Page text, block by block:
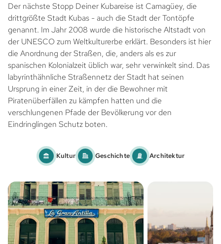
Der nächste Stopp Deiner Kubareise ist Camagüey, die
drittgrößte Stadt Kubas - auch die Stadt der Tontöpfe
genannt. Im Jahr 2008 wurde die historische Altstadt von
der UNESCO zum Weltkulturerbe erklärt. Besonders ist hier
die Anordnung der Straßen, die, anders als es zur
spanischen Kolonialzeit üblich war, sehr verwinkelt sind. Das
labyrinthähnliche Straßennetz der Stadt hat seinen
Ursprung in einer Zeit, in der die Bewohner mit
Piratenüberfällen zu kämpfen hatten und die
verschlungenen Pfade der Bevölkerung vor den
Eindringlingen Schutz boten.
Kultur Geschichte Architektur